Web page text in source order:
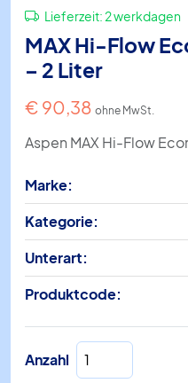
Lieferzeit:2 werkdagen
MAX Hi-Flow
– 2 Liter
€ 90,38 ohne MwSt.
Aspen MAX Hi-Flow
Marke:
Kategorie:
Unterart:
Produktcode:
Anzahl MAX
Hi-